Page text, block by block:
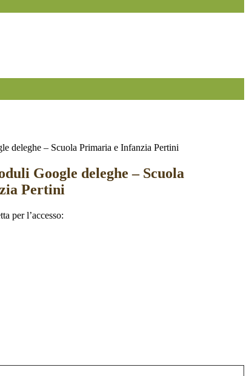
deleghe – Scuola Primaria e Infanzia Pertini
Google deleghe – Scuola
Pertini
per l’accesso: